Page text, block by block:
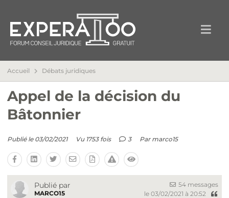
Accueil Débats juridiques
Appel de la décision du
Bâtonnier
Publié le 03/02/2021 Vu 1753 fois 3 Par marco15
Publié par
MARCO15
54 messages
le 03/02/2021 à 20:52